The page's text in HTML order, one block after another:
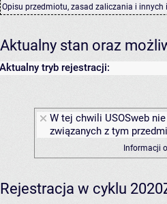
Opisu przedmiotu, zasad zaliczania i
Aktualny stan oraz
Aktualny tryb rejestracji:
W tej chwili USOSweb
związanych z tym
Informacji
Rejestracja w cyklu